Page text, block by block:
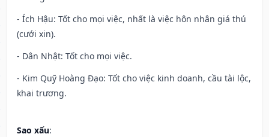
- Ích Hậu: Tốt cho mọi việc, nhất là việc hôn nhân giá thú
(cưới xin).
- Dân Nhật: Tốt cho mọi việc.
- Kim Quỹ Hoàng Đạo: Tốt cho việc kinh doanh, cầu tài lộc,
khai trương.
Sao xấu: